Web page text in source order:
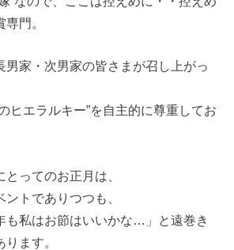
門。
男家・次男家の皆さまが召し上がっ
ヒエラルキー”を自主的に尊重してお
ってのお正月は、
トでありつつも、
も私はお節はいいかな…」と遠巻き
ます。